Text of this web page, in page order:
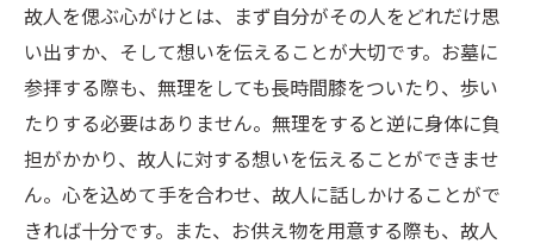
故人を偲ぶ心がけとは、まず自分がその人をどれだけ思
い出すか、そして想いを伝えることが大切です。お墓に
参拝する際も、無理をしても長時間膝をついたり、歩い
たりする必要はありません。無理をすると逆に身体に負
担がかかり、故人に対する想いを伝えることができませ
ん。心を込めて手を合わせ、故人に話しかけることがで
きれば十分です。また、お供え物を用意する際も、故人